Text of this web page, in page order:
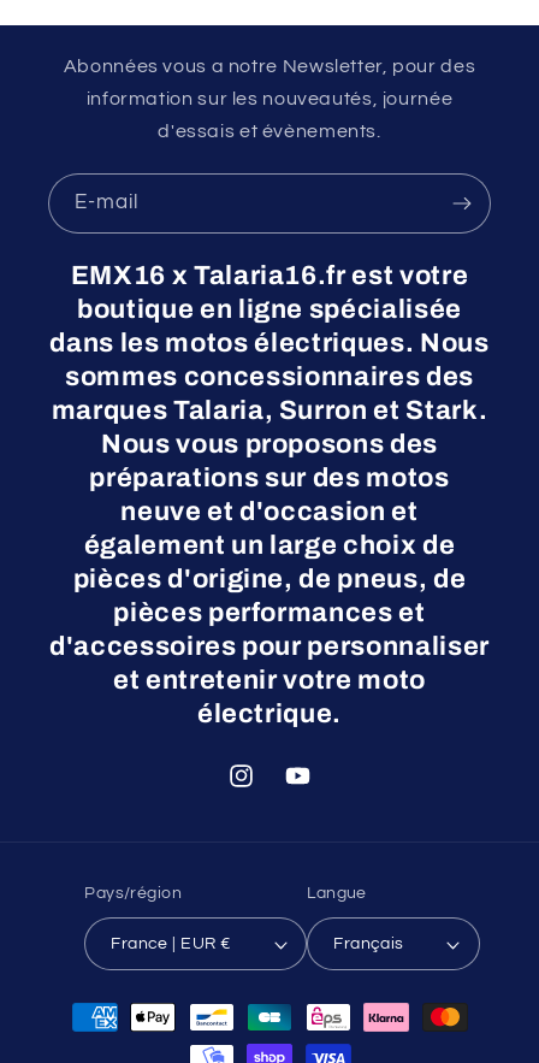
Abonnées vous a notre Newsletter, pour des
information sur les nouveautés, journée
d'essais et évènements.
E-mail
EMX16 x Talaria16.fr est votre
boutique en ligne spécialisée
dans les motos électriques. Nous
sommes concessionnaires des
marques Talaria, Surron et Stark.
Nous vous proposons des
préparations sur des motos
neuve et d'occasion et
également un large choix de
pièces d'origine, de pneus, de
pièces performances et
d'accessoires pour personnaliser
et entretenir votre moto
électrique.
InstagramYouTube
Pays/région
France | EUR €
Langue
Français
Moyens